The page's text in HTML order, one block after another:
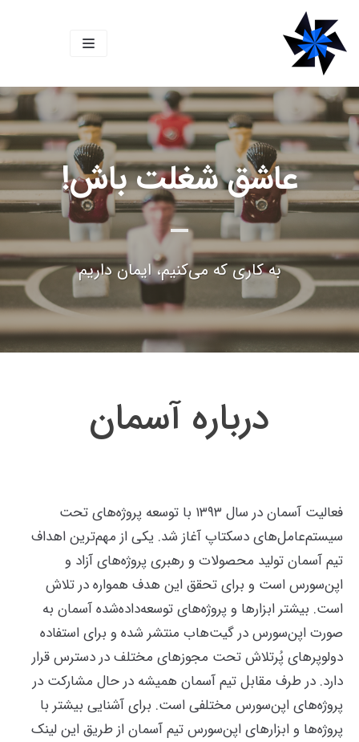
پرش
به
محتوا
عاشق شغلت باش!
به کاری که می‌کنیم، ایمان داریم
درباره آسمان
فعالیت آسمان در سال ۱۳۹۳ با توسعه پروژه‌های تحت
سیستم‌عامل‌های دسکتاپ آغاز شد. یکی از مهم‌ترین اهداف
تیم آسمان تولید محصولات و رهبری پروژه‌های آزاد و
اپن‌سورس است و برای تحقق این هدف همواره در تلاش
است. بیشتر ابزارها و پروژه‌های توسعه‌داده‌شده آسمان به
صورت اپن‌سورس در گیت‌هاب منتشر شده و برای استفاده
دولوپرهای پُرتلاش تحت مجوزهای مختلف در دسترس قرار
دارد. در طرف مقابل تیم آسمان همیشه در حال مشارکت در
پروژه‌های اپن‌سورس مختلفی است. برای آشنایی بیشتر با
پروژه‌ها و ابزارهای اپن‌سورس تیم آسمان از طریق این لینک